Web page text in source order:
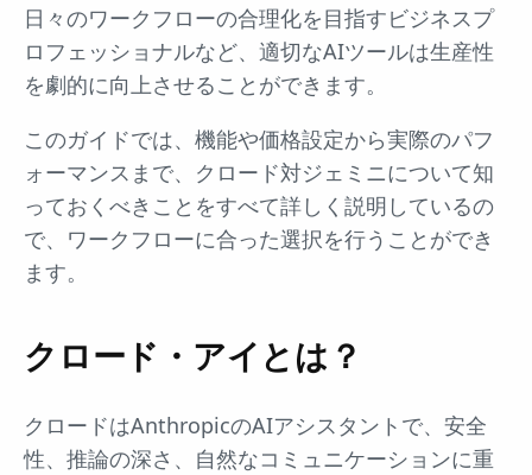
日々のワークフローの合理化を目指すビジネスプ
ロフェッショナルなど、適切なAIツールは生産性
を劇的に向上させることができます。
このガイドでは、機能や価格設定から実際のパフ
ォーマンスまで、クロード対ジェミニについて知
っておくべきことをすべて詳しく説明しているの
で、ワークフローに合った選択を行うことができ
ます。
クロード・アイとは？
クロードはAnthropicのAIアシスタントで、安全
性、推論の深さ、自然なコミュニケーションに重